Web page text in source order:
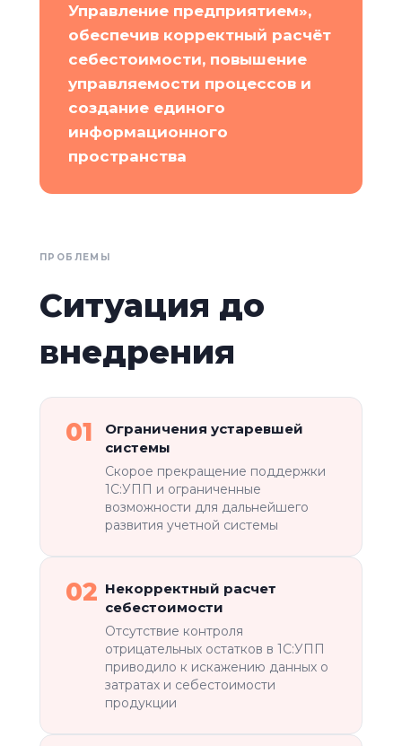
Управление предприятием»,
обеспечив корректный расчёт
себестоимости, повышение
управляемости процессов и
создание единого
информационного
пространства
ПРОБЛЕМЫ
Ситуация до
внедрения
01
Ограничения устаревшей
системы
Скорое прекращение поддержки
1С:УПП и ограниченные
возможности для дальнейшего
развития учетной системы
02 Некорректный расчет
себестоимости
Отсутствие контроля
отрицательных остатков в 1С:УПП
приводило к искажению данных о
затратах и себестоимости
продукции